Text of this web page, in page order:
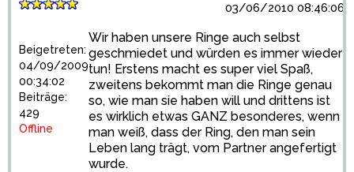
Beigetreten:
04/09/2009
00:34:02
Beiträge:
429
Offline
03/06/2010 08:46:06
Wir haben unsere Ringe auch selbst
geschmiedet und würden es immer wieder
tun! Erstens macht es super viel Spaß,
zweitens bekommt man die Ringe genau
so, wie man sie haben will und drittens ist
es wirklich etwas GANZ besonderes, wenn
man weiß, dass der Ring, den man sein
Leben lang trägt, vom Partner angefertigt
wurde.